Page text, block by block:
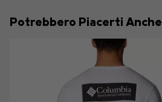
Potrebbero Piacerti Anche